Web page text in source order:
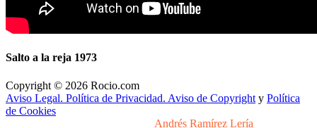
Salto a la reja 1973
Copyright © 2026 Rocio.com
Aviso Legal. Política de Privacidad. Aviso de Copyright y Política
de Cookies
Andrés Ramírez Lería